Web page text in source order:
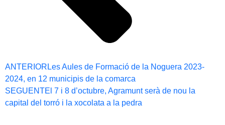
ANTERIOR Les Aules de Formació de la Noguera 2023-
2024, en 12 municipis de la comarca
SEGUENTEl 7 i 8 d’octubre, Agramunt serà de nou la
capital del torró i la xocolata a la pedra